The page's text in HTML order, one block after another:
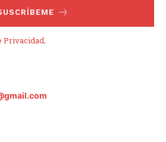
Privacidad.